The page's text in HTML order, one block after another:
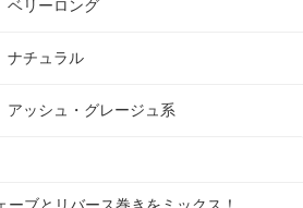
ベリーロング
ナチュラル
アッシュ・グレージュ系